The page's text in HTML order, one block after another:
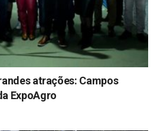
atrações: Campos
ExpoAgro